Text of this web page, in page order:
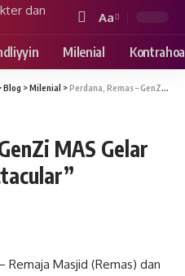
Font
Resizer
Aa
Milenial
Blog >Milenial >Perdana, Remas – GenZi MAS Gelar “GenZi Night Spectacular”
MAS Gelar
Masjid (Remas) dan